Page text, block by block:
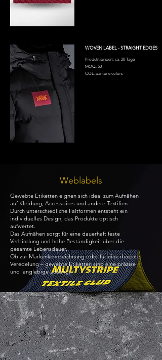
WOVEN LABEL - STRAIGHT EDGES
Produktionszeit: ca. 20 Tage
MOQ: 50
COL: pantone colors
Weblabels
Gewebte Etiketten eignen sich ideal zum Aufnähen
auf Kleidung, Accessoires und andere Textilien.
Durch unterschiedliche Faltformen entsteht ein
individuelles Design, das Produkte optisch
aufwertet.
Das Aufnähen sorgt für eine dauerhaft feste
Verbindung und hohe Beständigkeit über die
gesamte Lebensdauer.
Ob zur Markenkennzeichnung oder für eine dezente
Veredelung – gewebte Etiketten sind eine präzise
und langlebige Lösung.